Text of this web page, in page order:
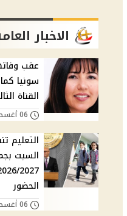
الاخبار
عقب
سونيا
القناة
06 أغسطس, 2026 10:15 م
التعليم
السبت
الحضور
06 أغسطس, 2026 09:52 م